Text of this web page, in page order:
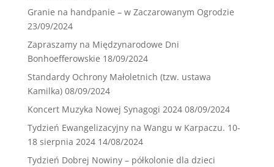
Granie na handpanie – w Zaczarowanym Ogrodzie
23/09/2024
Zapraszamy na Międzynarodowe Dni
Bonhoefferowskie 18/09/2024
Standardy Ochrony Małoletnich (tzw. ustawa
Kamilka) 08/09/2024
Koncert Muzyka Nowej Synagogi 2024 08/09/2024
Tydzień Ewangelizacyjny na Wangu w Karpaczu. 10-
18 sierpnia 2024 14/08/2024
Tydzień Dobrej Nowiny – półkolonie dla dzieci